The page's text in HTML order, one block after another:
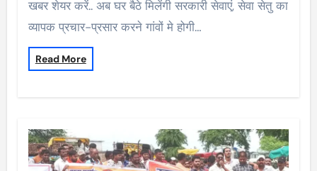
खबर शेयर करें.. अब घर बैठे मिलेंगी सरकारी सेवाएं, सेवा सेतु का
व्यापक प्रचार-प्रसार करने गांवों मे होगी…
Read More